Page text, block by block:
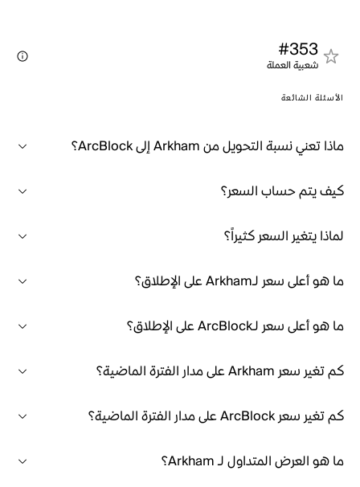
#353
شعبية العملة
الأسئلة الشائعة
ماذا تعني نسبة التحويل من Arkham إلى ArcBlock؟
كيف يتم حساب السعر؟
لماذا يتغير السعر كثيراً؟
ما هو أعلى سعر لـArkham على الإطلاق؟
ما هو أعلى سعر لـArcBlock على الإطلاق؟
كم تغير سعر Arkham على مدار الفترة الماضية؟
كم تغير سعر ArcBlock على مدار الفترة الماضية؟
ما هو العرض المتداول لـ Arkham؟